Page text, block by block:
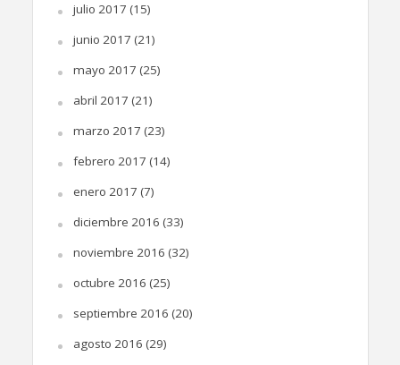
julio 2017 (15)
junio 2017 (21)
mayo 2017 (25)
abril 2017 (21)
marzo 2017 (23)
febrero 2017 (14)
enero 2017 (7)
diciembre 2016 (33)
noviembre 2016 (32)
octubre 2016 (25)
septiembre 2016 (20)
agosto 2016 (29)